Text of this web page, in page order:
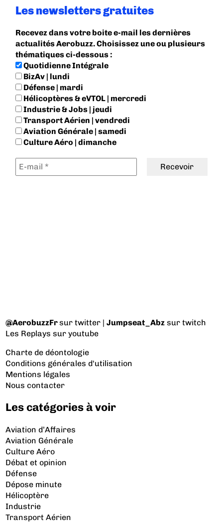
Les newsletters gratuites
Recevez dans votre boite e-mail les dernières
actualités Aerobuzz. Choisissez une ou plusieurs
thématiques ci-dessous :
Quotidienne Intégrale
BizAv | lundi
Défense | mardi
Hélicoptères & eVTOL | mercredi
Industrie & Jobs | jeudi
Transport Aérien | vendredi
Aviation Générale | samedi
Culture Aéro | dimanche
@AerobuzzFrsur twitter |Jumpseat_Abz sur twitch
Les Replays sur youtube
Charte de déontologie
Conditions générales d'utilisation
Mentions légales
Nous contacter
Les catégories à voir
Aviation d’Affaires
Aviation Générale
Culture Aéro
Débat et opinion
Défense
Dépose minute
Hélicoptère
Industrie
Transport Aérien